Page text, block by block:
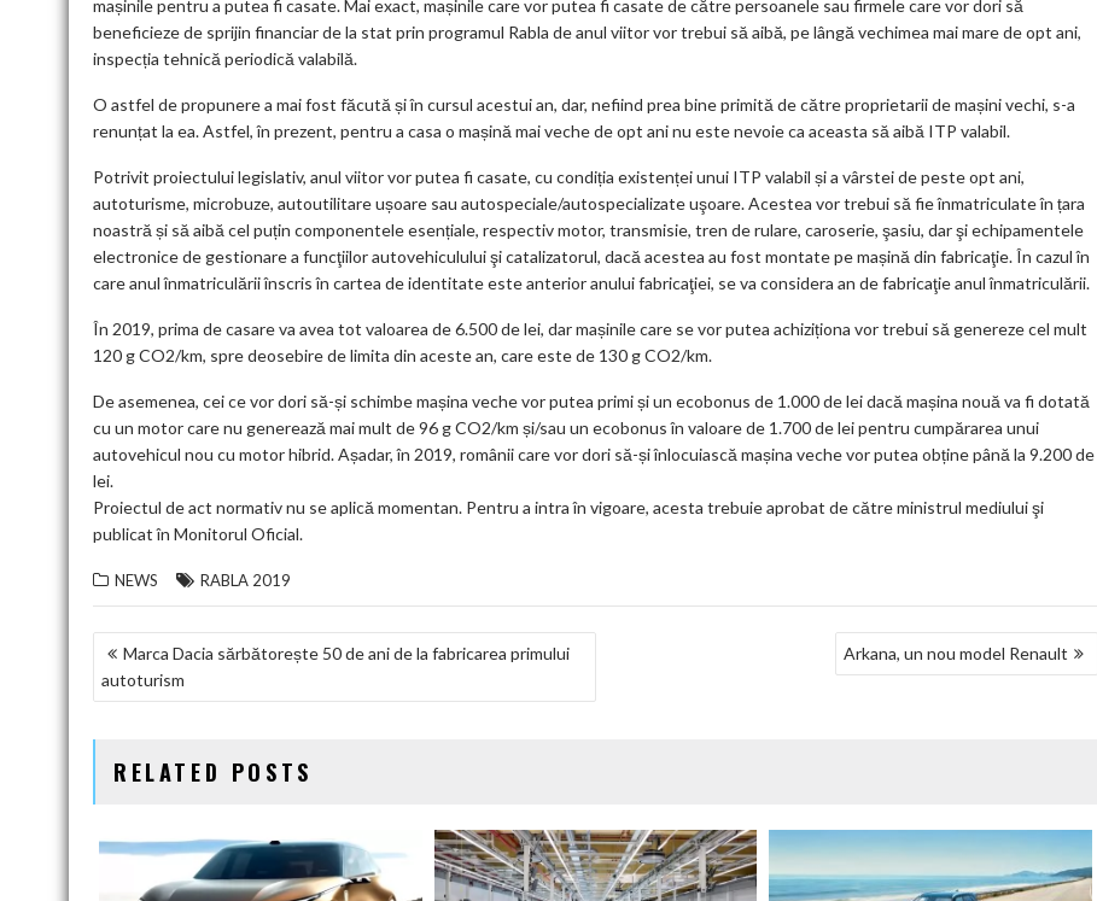
mașinile pentru a putea fi casate. Mai exact, mașinile care vor putea fi casate de către persoanele sau firmele care vor dori să
beneficieze de sprijin financiar de la stat prin programul Rabla de anul viitor vor trebui să aibă, pe lângă vechimea mai mare de opt ani,
inspecția tehnică periodică valabilă.
O astfel de propunere a mai fost făcută și în cursul acestui an, dar, nefiind prea bine primită de către proprietarii de mașini vechi, s-a
renunțat la ea. Astfel, în prezent, pentru a casa o mașină mai veche de opt ani nu este nevoie ca aceasta să aibă ITP valabil.
Potrivit proiectului legislativ, anul viitor vor putea fi casate, cu condiția existenței unui ITP valabil și a vârstei de peste opt ani,
autoturisme, microbuze, autoutilitare ușoare sau autospeciale/autospecializate uşoare. Acestea vor trebui să fie înmatriculate în țara
noastră și să aibă cel puțin componentele esențiale, respectiv motor, transmisie, tren de rulare, caroserie, şasiu, dar şi echipamentele
electronice de gestionare a funcţiilor autovehiculului şi catalizatorul, dacă acestea au fost montate pe mașină din fabricaţie. În cazul în
care anul înmatriculării înscris în cartea de identitate este anterior anului fabricaţiei, se va considera an de fabricaţie anul înmatriculării.
În 2019, prima de casare va avea tot valoarea de 6.500 de lei, dar mașinile care se vor putea achiziționa vor trebui să genereze cel mult
120 g CO2/km, spre deosebire de limita din aceste an, care este de 130 g CO2/km.
De asemenea, cei ce vor dori să-și schimbe mașina veche vor putea primi și un ecobonus de 1.000 de lei dacă mașina nouă va fi dotată
cu un motor care nu generează mai mult de 96 g CO2/km și/sau un ecobonus în valoare de 1.700 de lei pentru cumpărarea unui
autovehicul nou cu motor hibrid. Așadar, în 2019, românii care vor dori să-și înlocuiască mașina veche vor putea obține până la 9.200 de
lei.
Proiectul de act normativ nu se aplică momentan. Pentru a intra în vigoare, acesta trebuie aprobat de către ministrul mediului şi
publicat în Monitorul Oficial.
NEWS RABLA 2019
NAVIGARE
ÎN
Marca Dacia sărbătorește 50 de ani de la fabricarea primului
autoturism
Arkana, un nou model Renault
RELATED POSTS